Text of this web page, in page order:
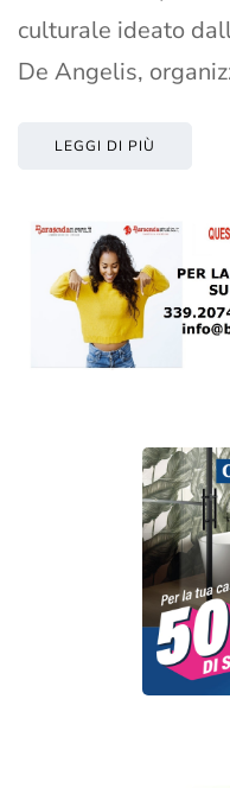
culturale ideato
De Angelis,
LEGGI DI PIÙ